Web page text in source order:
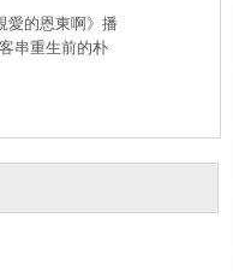
愛的恩東啊》播
串重生前的朴